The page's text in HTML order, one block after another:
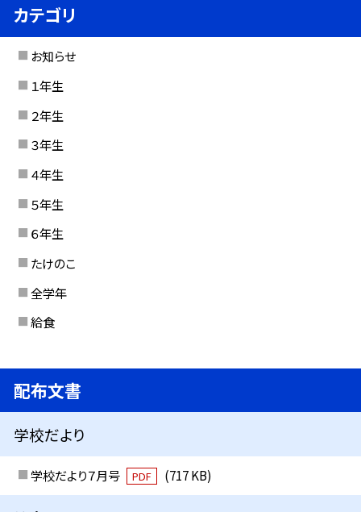
カテゴリ
お知らせ
１年生
２年生
３年生
４年生
５年生
６年生
たけのこ
全学年
給食
配布文書
学校だより
学校だより７月号 PDF (717 KB)